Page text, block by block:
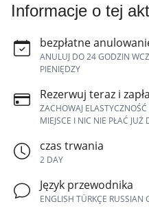
Informacje o tej
bezpłatne
ANULUJ DO 24 GODZIN
PIENIĘDZY
Rezerwuj teraz i
ZACHOWAJ
MIEJSCE I NIC NIE PŁAĆ JUŻ
czas trwania
2 DAY
Język przewodnika
ENGLISH TÜRKÇE RUSSIAN